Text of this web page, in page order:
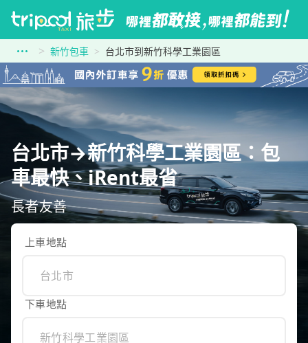
新竹包車 台北市到新竹科學工業園區
台北市→新竹科學工業園區：包
車最快、iRent最省
長者友善
上車地點
下車地點